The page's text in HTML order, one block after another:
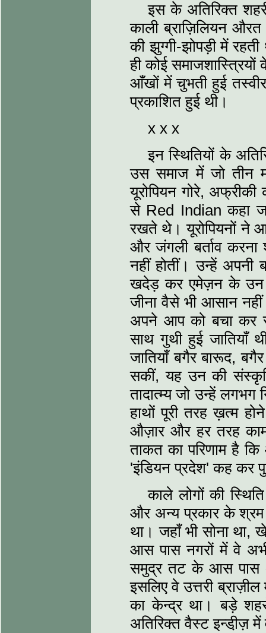
इस के अतिरिक्त
काली ब्राज़िलियन
की झुग्गी-झोपड़ी में
ही कोई
आँखों में चुभती हुई
प्रकाशित हुई थी।
x x x
इन स्थितियों के
उस समाज में जो तीन
यूरोपियन गोरे,
से Red Indian कहा
रखते थे। यूरोपियनों ने
और जंगली बर्ताव करना
नहीं होतीं। उन्हें अपनी
खदेड़ कर एमेज़न के उन
जीना वैसे भी आसान
अपने आप को बचा कर
साथ गुथी हुई जातियाँ
जातियाँ बगैर बारूद,
सकीं, यह उन की
तादात्म्य जो उन्हें लगभग
हाथों पूरी तरह ख़त्म
औज़ार और हर तरह
ताकत का परिणाम है
'इंडियन प्रदेश' कह कर
काले लोगों की
और अन्य प्रकार के श्रम
था। जहाँ भी सोना था,
आस पास नगरों में वे
समुद्र तट के आस पास
इसलिए वे उत्तरी
का केन्द्र था। बड़े
अतिरिक्त वैस्ट इन्डी़ज़